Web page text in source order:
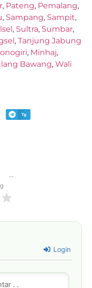
, Pateng, Pemalang,
, Sampang, Sampit,
, Sultra, Sumbar,
, Tanjung Jabung
, Minhaj,
Bawang, Wali
Tg
Login